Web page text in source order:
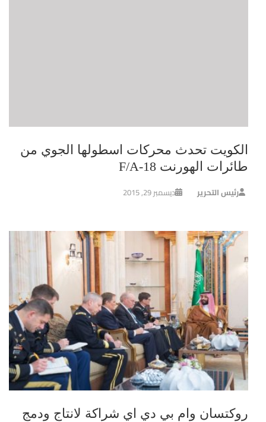
الكويت تحدث محركات اسطولها الجوي من
طائرات الهورنت F/A-18
رئيس التحرير ديسمبر 29, 2015
روكتسان وام بي دي اي شراكة لانتاج ودمج